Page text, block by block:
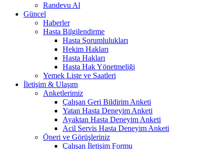
Randevu Al
Güncel
Haberler
Hasta Bilgilendirme
Hasta Sorumlulukları
Hekim Hakları
Hasta Hakları
Hasta Hak Yönetmeliği
Yemek Liste ve Saatleri
İletişim & Ulaşım
Anketlerimiz
Çalışan Geri Bildirim Anketi
Yatan Hasta Deneyim Anketi
Ayaktan Hasta Deneyim Anketi
Acil Servis Hasta Deneyim Anketi
Öneri ve Görüşleriniz
Çalışan İletişim Formu